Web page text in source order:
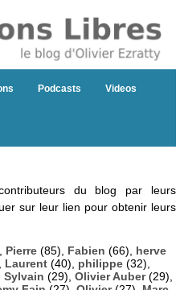
Podcasts Videos
du blog par leurs
sur leur lien pour obtenir leurs
Pierre (85), Fabien (66), herve
Laurent (40), philippe (32),
Sylvain (29), Olivier Auber(29),